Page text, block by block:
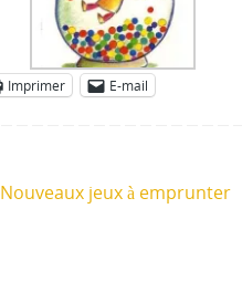
Imprimer E-mail
Nouveaux jeux à emprunter